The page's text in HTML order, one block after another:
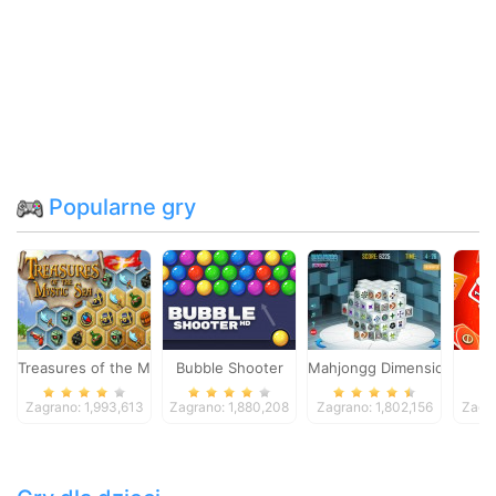
Popularne gry
Treasures of the Mystic Sea
Zagrano: 1,993,613
Bubble Shooter
Zagrano: 1,880,208
Mahjongg Dimensions
Zagrano: 1,802,156